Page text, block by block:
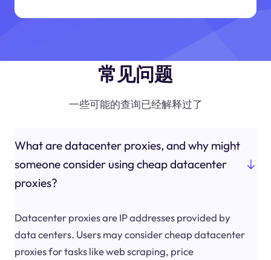
常见问题
一些可能的查询已经解释过了
What are datacenter proxies, and why might
someone consider using cheap datacenter
proxies?
Datacenter proxies are IP addresses provided by
data centers. Users may consider cheap datacenter
proxies for tasks like web scraping, price